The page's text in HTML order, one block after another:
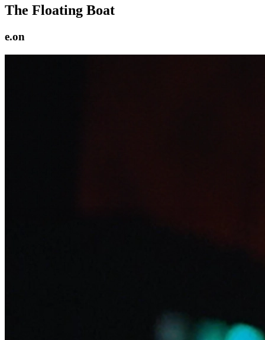
The Floating Boat
e.on